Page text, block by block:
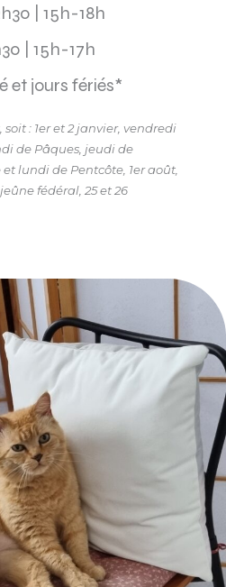
| 15h-18h
| 15h-17h
et jours fériés*
soit : 1er et 2 janvier, vendredi
de Pâques, jeudi de
lundi de Pentcôte, 1er août,
fédéral, 25 et 26